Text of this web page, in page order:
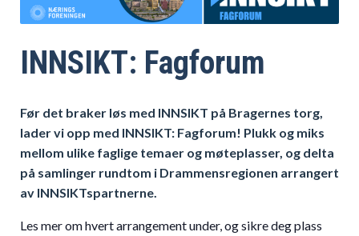
INNSIKT: Fagforum
Før det braker løs med INNSIKT på Bragernes torg,
lader vi opp med INNSIKT: Fagforum! Plukk og miks
mellom ulike faglige temaer og møteplasser, og delta
på samlinger rundtom i Drammensregionen arrangert
av INNSIKTspartnerne.
Les mer om hvert arrangement under, og sikre deg plass